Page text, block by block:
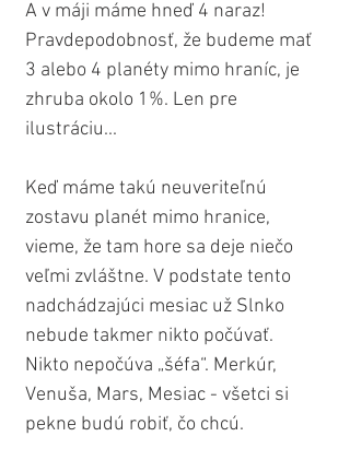
A v máji máme hneď 4 naraz!
Pravdepodobnosť, že budeme mať
3 alebo 4 planéty mimo hraníc, je
zhruba okolo 1%. Len pre
ilustráciu...
Keď máme takú neuveriteľnú
zostavu planét mimo hranice,
vieme, že tam hore sa deje niečo
veľmi zvláštne. V podstate tento
nadchádzajúci mesiac už Slnko
nebude takmer nikto počúvať.
Nikto nepočúva „šéfa“. Merkúr,
Venuša, Mars, Mesiac - všetci si
pekne budú robiť, čo chcú.